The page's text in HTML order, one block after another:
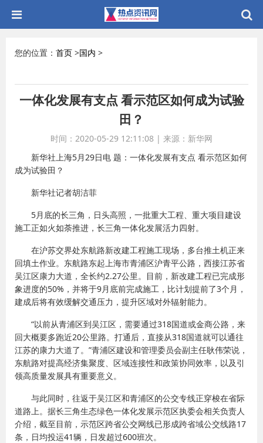
您的位置： 首页 >国内 >
一体化发展有支点 看示范区如何成为试验
田？
时间：2020-05-29 12:11:08 | 来源：新华网
新华社上海5月29日电 题：一体化发展有支点 看示范区如何
成为试验田？
新华社记者胡洁菲
5月底的长三角，日头高照，一批重大工程、重大项目建设
施工正如火如荼推进，长三角一体化发展活力四射。
在沪苏交界处东航路新改建工程施工现场，多台推土机正来
回填土作业。东航路东起上海市青浦区沪青平公路，西接江苏省
吴江区康力大道，全长约2.27公里。目前，新改建工程已完成形
象进度的50%，并将于9月底前完成施工，比计划提前了3个月，
建成后将有效缓解交通压力，提升区域对外辐射能力。
“以前从青浦区到吴江区，需要通过318国道或金商公路，来
回大概要多跑近20公里路。打通后，直接从318国道就可以通往
江苏的康力大道了。”青浦区建设和管理委员会副主任耿伟荣说，
东航路对提高经济集聚度、区域连接性和政策协同效率，以及引
领高质量发展具有重要意义。
与此同时，往返于吴江区和青浦区的公交专线正穿梭在省际
道路上。据长三角生态绿色一体化发展示范区执委会相关负责人
介绍，截至目前，示范区跨省公交网线已形成跨省域公交线路17
条，日均投运41辆，日发超过600班次。